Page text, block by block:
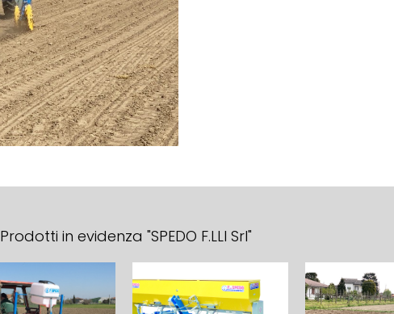
Prodotti in evidenza "SPEDO F.LLI Srl"